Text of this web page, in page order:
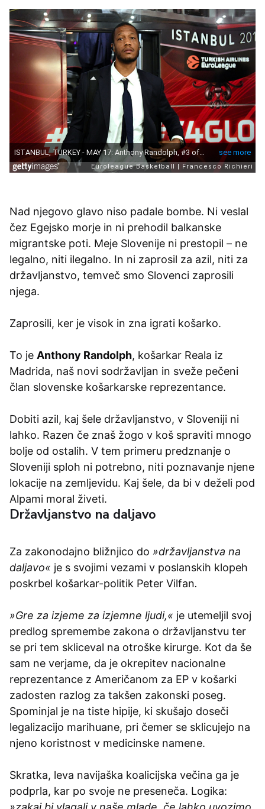
Nad njegovo glavo niso padale bombe. Ni veslal
čez Egejsko morje in ni prehodil balkanske
migrantske poti. Meje Slovenije ni prestopil – ne
legalno, niti ilegalno. In ni zaprosil za azil, niti za
državljanstvo, temveč smo Slovenci zaprosili
njega.
Zaprosili, ker je visok in zna igrati košarko.
To je Anthony Randolph, košarkar Reala iz
Madrida, naš novi sodržavljan in sveže pečeni
član slovenske košarkarske reprezentance.
Dobiti azil, kaj šele državljanstvo, v Sloveniji ni
lahko. Razen če znaš žogo v koš spraviti mnogo
bolje od ostalih. V tem primeru predznanje o
Sloveniji sploh ni potrebno, niti poznavanje njene
lokacije na zemljevidu. Kaj šele, da bi v deželi pod
Alpami moral živeti.
Državljanstvo na daljavo
Za zakonodajno bližnjico do »državljanstva na
daljavo« je s svojimi vezami v poslanskih klopeh
poskrbel košarkar-politik Peter Vilfan.
»Gre za izjeme za izjemne ljudi,« je utemeljil svoj
predlog spremembe zakona o državljanstvu ter
se pri tem skliceval na otroške kirurge. Kot da še
sam ne verjame, da je okrepitev nacionalne
reprezentance z Američanom za EP v košarki
zadosten razlog za takšen zakonski poseg.
Spominjal je na tiste hipije, ki skušajo doseči
legalizacijo marihuane, pri čemer se sklicujejo na
njeno koristnost v medicinske namene.
Skratka, leva navijaška koalicijska večina ga je
podprla, kar po svoje ne preseneča. Logika: